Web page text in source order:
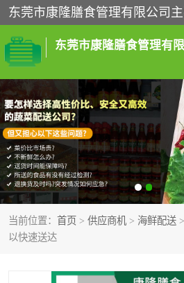
东莞市康隆膳食管理有
当前位置： 首页 > 供应商机 > 海鲜配送
以快速送达
食堂承包
粮油配送
海鲜配送
调料配送